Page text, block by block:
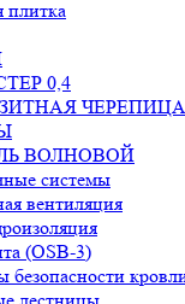
плитка
0,4
ЧЕРЕПИЦА
ВОЛНОВОЙ
системы
вентиляция
(OSB-3)
безопасности